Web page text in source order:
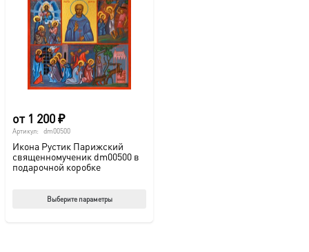
от 1 200₽
Артикул: dm00500
Икона Рустик Парижский
священномученик dm00500 в
подарочной коробке
Выберите параметры